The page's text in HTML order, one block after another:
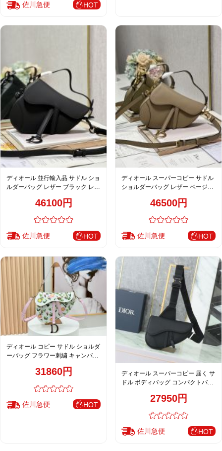
佐川急便 HOT
ディオール 並行輸入品 サドル ショ
ルダーバッグ レザー ブラック レデ
46100円
佐川急便 HOT
ディオール スーパーコピー サドル
ショルダーバッグ レザー ベージュ
46500円
佐川急便 HOT
ディオール コピー サドル ショルダ
ーバッグ フラワー刺繍 キャンバス
31860円
佐川急便 HOT
ディオール スーパーコピー 届く サ
ドル ボディバッグ コンパクトバッ
27950円
佐川急便 HOT